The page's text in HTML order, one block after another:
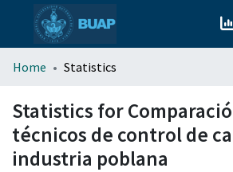
menu.section.about_menu
All of DSpace
Home Statistics
Statistics for
técnicos de control de
industria poblana